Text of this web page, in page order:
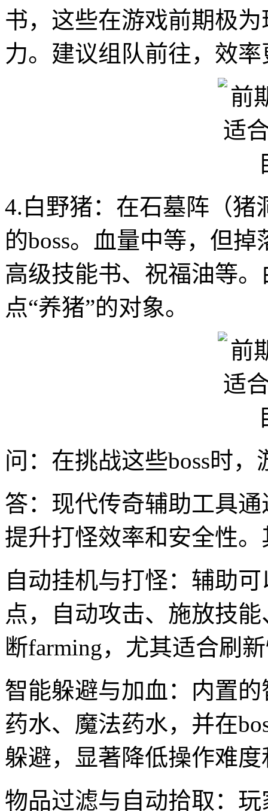
书，这些在游戏前期极
力。建议组队前往，效
4.白野猪：在石墓阵（猪
的boss。血量中等，但
高级技能书、祝福油等
点“养猪”的对象。
问：在挑战这些boss时
答：现代传奇辅助工具
提升打怪效率和安全性
自动挂机与打怪：辅助
点，自动攻击、施放技
断farming，尤其适合刷
智能躲避与加血：内置
药水、魔法药水，并在
躲避，显著降低操作难
物品过滤与自动拾取：